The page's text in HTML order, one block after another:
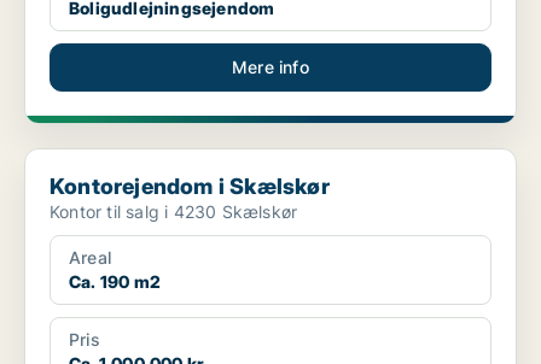
Boligudlejningsejendom
Mere info
Kontorejendom i Skælskør
Kontorejendom i Skælskør
Kontor til salg i 4230 Skælskør
Areal
Ca. 190 m2
Pris